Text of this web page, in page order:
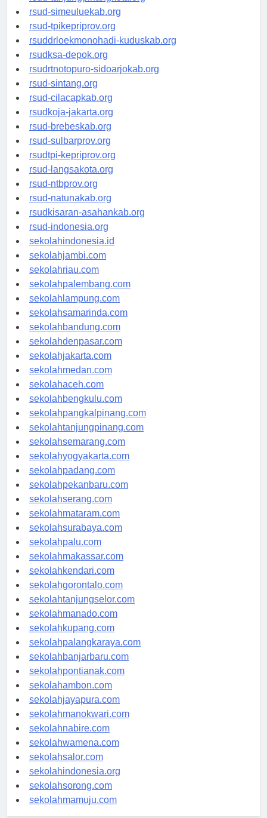
rsud-tanjungpinangkota.org
rsud-simeuluekab.org
rsud-tpikepriprov.org
rsuddrloekmonohadi-kuduskab.org
rsudksa-depok.org
rsudrtnotopuro-sidoarjokab.org
rsud-sintang.org
rsud-cilacapkab.org
rsudkoja-jakarta.org
rsud-brebeskab.org
rsud-sulbarprov.org
rsudtpi-kepriprov.org
rsud-langsakota.org
rsud-ntbprov.org
rsud-natunakab.org
rsudkisaran-asahankab.org
rsud-indonesia.org
sekolahindonesia.id
sekolahjambi.com
sekolahriau.com
sekolahpalembang.com
sekolahlampung.com
sekolahsamarinda.com
sekolahbandung.com
sekolahdenpasar.com
sekolahjakarta.com
sekolahmedan.com
sekolahaceh.com
sekolahbengkulu.com
sekolahpangkalpinang.com
sekolahtanjungpinang.com
sekolahsemarang.com
sekolahyogyakarta.com
sekolahpadang.com
sekolahpekanbaru.com
sekolahserang.com
sekolahmataram.com
sekolahsurabaya.com
sekolahpalu.com
sekolahmakassar.com
sekolahkendari.com
sekolahgorontalo.com
sekolahtanjungselor.com
sekolahmanado.com
sekolahkupang.com
sekolahpalangkaraya.com
sekolahbanjarbaru.com
sekolahpontianak.com
sekolahambon.com
sekolahjayapura.com
sekolahmanokwari.com
sekolahnabire.com
sekolahwamena.com
sekolahsalor.com
sekolahindonesia.org
sekolahsorong.com